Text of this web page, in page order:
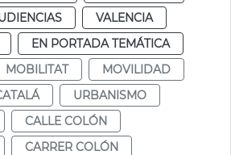
VALENCIA
EN PORTADA TEMÁTICA
MOBILITAT
MOVILIDAD
URBANISMO
CALLE COLÓN
CARRER COLÓN